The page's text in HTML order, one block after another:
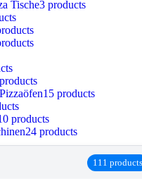
Tische3 products
15 products
products
24 products
111 products